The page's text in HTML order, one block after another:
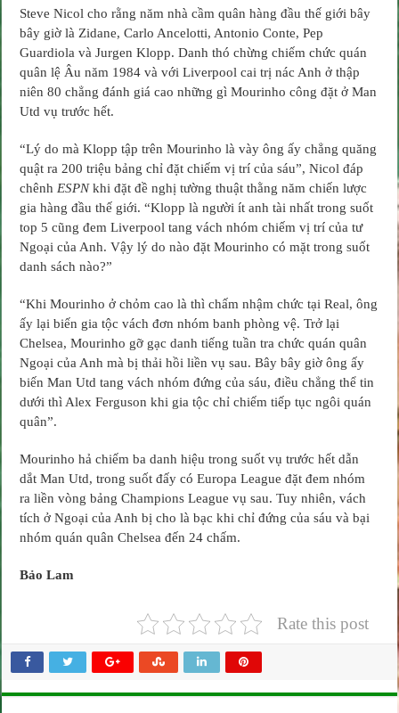
Steve Nicol cho rằng năm nhà cầm quân hàng đầu thế giới bây
bây giờ là Zidane, Carlo Ancelotti, Antonio Conte, Pep
Guardiola và Jurgen Klopp. Danh thó chừng chiếm chức quán
quân lệ Âu năm 1984 và với Liverpool cai trị nác Anh ở thập
niên 80 chẳng đánh giá cao những gì Mourinho công đặt ở Man
Utd vụ trước hết.
“Lý do mà Klopp tập trên Mourinho là vày ông ấy chẳng quăng
quật ra 200 triệu bảng chỉ đặt chiếm vị trí của sáu”, Nicol đáp
chênh ESPNkhi đặt đề nghị tường thuật thằng năm chiến lược
gia hàng đầu thế giới. “Klopp là người ít anh tài nhất trong suốt
top 5 cũng đem Liverpool tang vách nhóm chiếm vị trí của tư
Ngoại của Anh. Vậy lý do nào đặt Mourinho có mặt trong suốt
danh sách nào?”
“Khi Mourinho ở chỏm cao là thì chấm nhậm chức tại Real, ông
ấy lại biến gia tộc vách đơn nhóm banh phòng vệ. Trở lại
Chelsea, Mourinho gỡ gạc danh tiếng tuần tra chức quán quân
Ngoại của Anh mà bị thải hồi liền vụ sau. Bây bây giờ ông ấy
biến Man Utd tang vách nhóm đứng của sáu, điều chẳng thể tin
dưới thì Alex Ferguson khi gia tộc chỉ chiếm tiếp tục ngôi quán
quân”.
Mourinho hả chiếm ba danh hiệu trong suốt vụ trước hết dẫn
dắt Man Utd, trong suốt đấy có Europa League đặt đem nhóm
ra liền vòng bảng Champions League vụ sau. Tuy nhiên, vách
tích ở Ngoại của Anh bị cho là bạc khi chỉ đứng của sáu và bại
nhóm quán quân Chelsea đến 24 chấm.
Bảo Lam
Rate this post